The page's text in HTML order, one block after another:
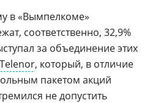
в «Вымпелкоме»
соответственно, 32,9%
за объединение этих
Telenor, который, в отличие
пакетом акций
не допустить